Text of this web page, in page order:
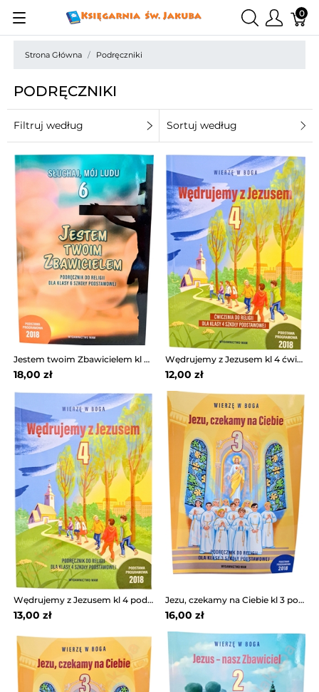
0
Strona Główna Podręczniki
PODRĘCZNIKI
Filtruj według Sortuj według
Jestem twoim Zbawicielem kl 6 podręcznik WAM
18,00 zł
Wędrujemy z Jezusem kl 4 ćwiczenia WAM
12,00 zł
Wędrujemy z Jezusem kl 4 podręcznik WAM
13,00 zł
Jezu, czekamy na Ciebie kl 3 podręcznik WAM
16,00 zł